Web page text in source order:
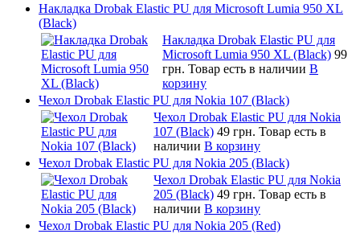
Накладка Drobak Elastic PU для Microsoft Lumia 950 XL
(Black)
Накладка Drobak Elastic PU для
Microsoft Lumia 950 XL (Black) 99
грн. Товар есть в наличии В
корзину
Чехол Drobak Elastic PU для Nokia 107 (Black)
Чехол Drobak Elastic PU для Nokia
107 (Black) 49 грн. Товар есть в
наличии В корзину
Чехол Drobak Elastic PU для Nokia 205 (Black)
Чехол Drobak Elastic PU для Nokia
205 (Black) 49 грн. Товар есть в
наличии В корзину
Чехол Drobak Elastic PU для Nokia 205 (Red)